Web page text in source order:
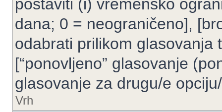
postaviti (i) vremensko
dana; 0 = neograničeno],
odabrati prilikom glasovanja
[“ponovljeno” glasovanje
glasovanje za drugu/e
Vrh